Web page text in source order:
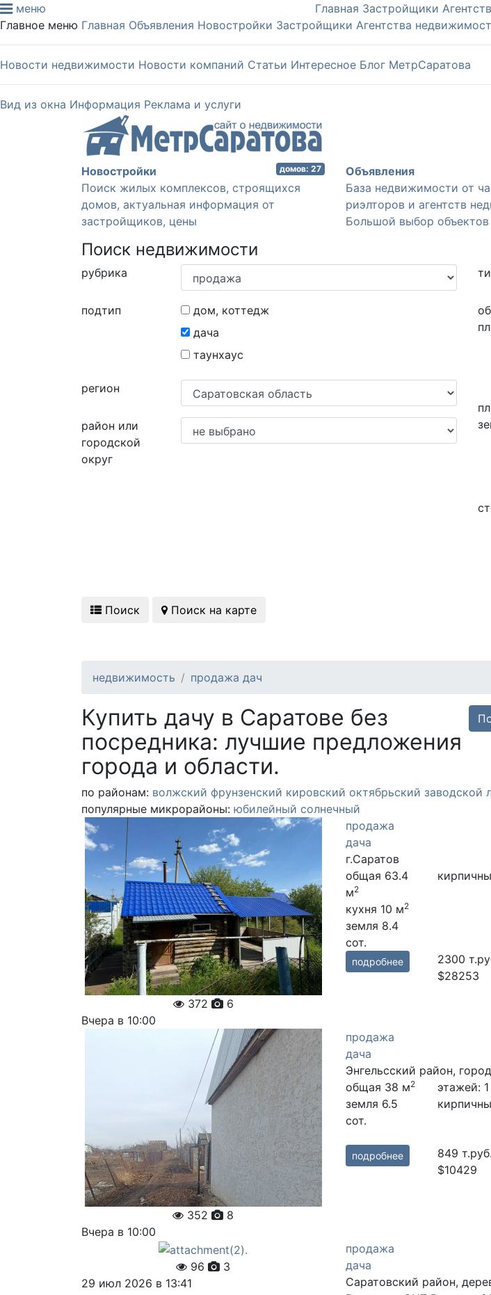
меню Главная Застройщики
Главное меню Главная Объявления Новостройки Застройщики Агентства
Новости недвижимости Новости компаний Статьи Интересное Блог МетрСаратова
Вид из окна Информация Реклама и услуги
домов: 27
Новостройки
Поиск жилых комплексов, строящихся
домов, актуальная информация от
застройщиков, цены
Объявления
База недвижимости от
риэлторов и агентств
Большой выбор объектов
Поиск недвижимости
рубрика
подтип
дом, коттедж
дача
таунхаус
регион
район или
городской
округ
Поиск Поиск на карте
недвижимость продажа дач
Купить дачу в Саратове без
посредника: лучшие предложения
города и области.
по районам: волжский фрунзенский кировский октябрьский заводской
популярные микрорайоны: юбилейный солнечный
372
6
Вчера в 10:00
продажа
дача
г.Саратов
общая 63.4
м2
кухня 10 м2
земля 8.4
сот.
подробнее 2300
$28253
352
8
Вчера в 10:00
продажа
дача
Энгельсский район,
общая 38 м2
земля 6.5
сот.
этажей: 1
подробнее 849 т.руб.
$10429
96
3
29 июл 2026 в 13:41
продажа
дача
Саратовский район,